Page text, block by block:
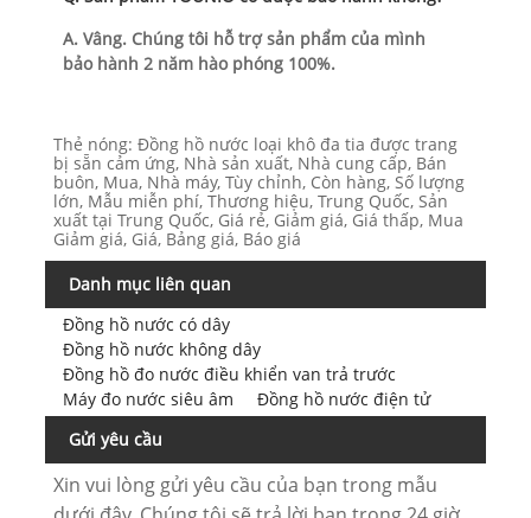
A. Vâng. Chúng tôi hỗ trợ sản phẩm của mình
bảo hành 2 năm hào phóng 100%.
Thẻ nóng: Đồng hồ nước loại khô đa tia được trang
bị sẵn cảm ứng, Nhà sản xuất, Nhà cung cấp, Bán
buôn, Mua, Nhà máy, Tùy chỉnh, Còn hàng, Số lượng
lớn, Mẫu miễn phí, Thương hiệu, Trung Quốc, Sản
xuất tại Trung Quốc, Giá rẻ, Giảm giá, Giá thấp, Mua
Giảm giá, Giá, Bảng giá, Báo giá
Danh mục liên quan
Đồng hồ nước có dây
Đồng hồ nước không dây
Đồng hồ đo nước điều khiển van trả trước
Máy đo nước siêu âm
Đồng hồ nước điện tử
Gửi yêu cầu
Xin vui lòng gửi yêu cầu của bạn trong mẫu